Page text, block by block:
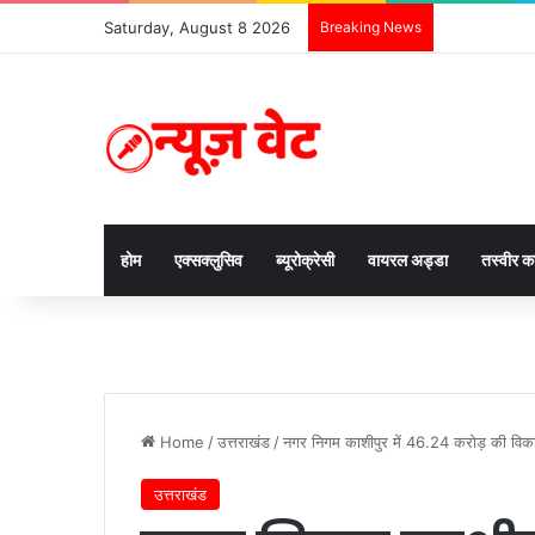
Saturday, August 8 2026 Breaking News
होम एक्सक्लुसिव ब्यूरोक्रेसी वायरल अड्डा तस्वीर
Home /उत्तराखंड /नगर निगम काशीपुर में 46.24 करोड़ की
उत्तराखंड